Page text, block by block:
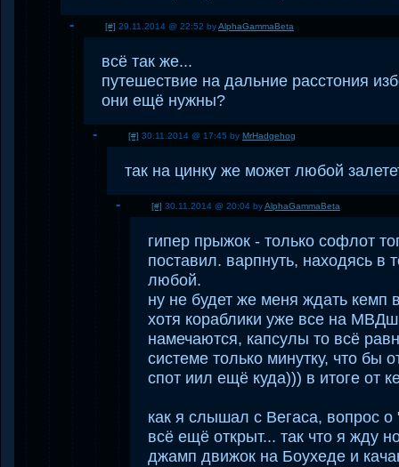
[#] 29.11.2014 @ 22:52 byAlphaGammaBeta
всё так же...
путешествие на дальние расстония
они ещё нужны?
[#] 30.11.2014 @ 17:45 by MrHadgehog
так на цинку же может любой
[#] 30.11.2014 @ 20:04 byAlphaGammaBeta
гипер прыжок - только софлот
поставил. варпнуть, находясь в
любой.
ну не будет же меня ждать кемп
хотя кораблики уже все на
намечаются, капсулы то всё
системе только минутку, что бы
спот иил ещё куда))) в итоге от
как я слышал с Вегаса, вопрос о
всё ещё открыт... так что я жду
джамп движок на Боухеде и